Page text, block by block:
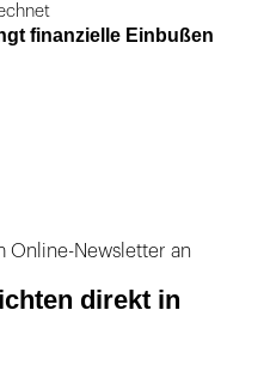
finanzielle Einbußen
Online-Newsletter an
direkt in